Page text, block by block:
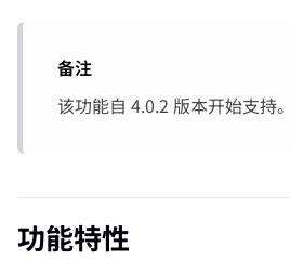
备注
该功能自 4.0.2 版本开始支持。
功能特性